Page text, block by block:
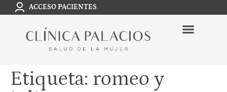
ACCESO PACIENTES
Etiqueta: romeo y